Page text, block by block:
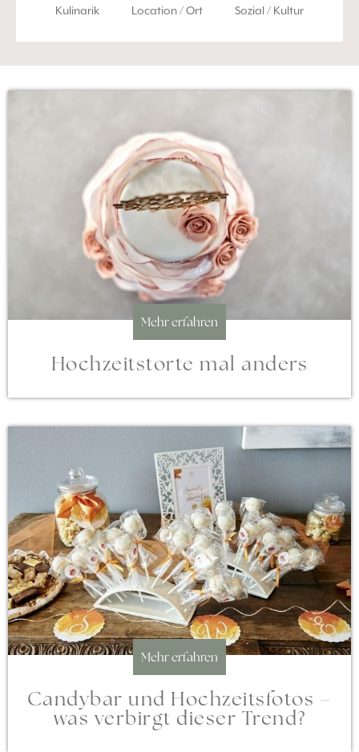
Kulinarik Location / Ort Sozial / Kultur
Mehr erfahren
Hochzeitstorte mal anders
Mehr erfahren
Candybar und Hochzeitsfotos –
was verbirgt dieser Trend?